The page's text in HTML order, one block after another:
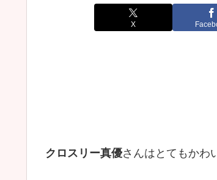
X
クロスリー真優さんはとてもかわ